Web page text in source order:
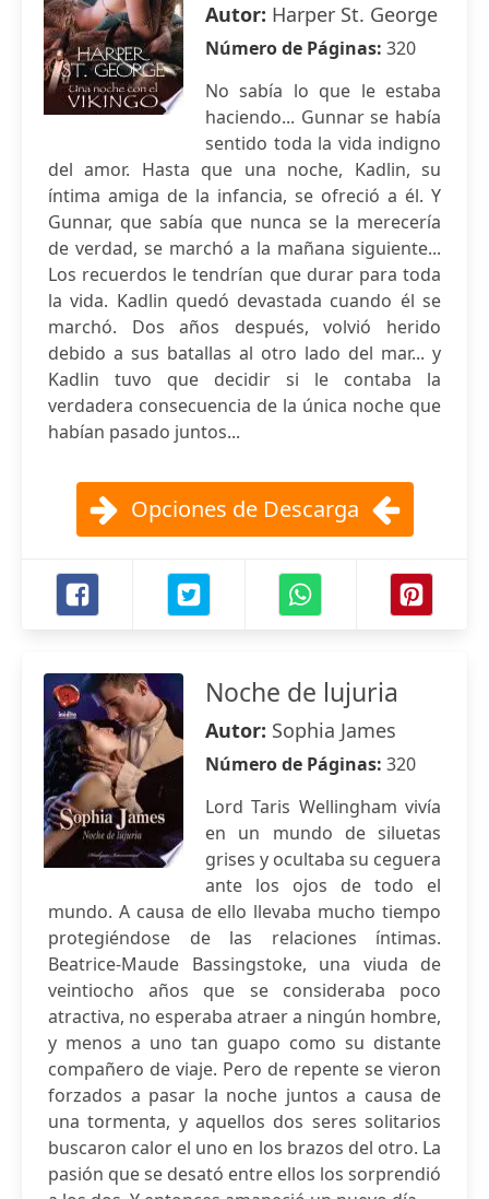
Autor: Harper St. George
Número de Páginas: 320
No sabía lo que le estaba
haciendo... Gunnar se había
sentido toda la vida indigno
del amor. Hasta que una noche, Kadlin, su
íntima amiga de la infancia, se ofreció a él. Y
Gunnar, que sabía que nunca se la merecería
de verdad, se marchó a la mañana siguiente...
Los recuerdos le tendrían que durar para toda
la vida. Kadlin quedó devastada cuando él se
marchó. Dos años después, volvió herido
debido a sus batallas al otro lado del mar... y
Kadlin tuvo que decidir si le contaba la
verdadera consecuencia de la única noche que
habían pasado juntos...
Opciones de Descarga
Noche de lujuria
Autor: Sophia James
Número de Páginas: 320
Lord Taris Wellingham vivía
en un mundo de siluetas
grises y ocultaba su ceguera
ante los ojos de todo el
mundo. A causa de ello llevaba mucho tiempo
protegiéndose de las relaciones íntimas.
Beatrice-Maude Bassingstoke, una viuda de
veintiocho años que se consideraba poco
atractiva, no esperaba atraer a ningún hombre,
y menos a uno tan guapo como su distante
compañero de viaje. Pero de repente se vieron
forzados a pasar la noche juntos a causa de
una tormenta, y aquellos dos seres solitarios
buscaron calor el uno en los brazos del otro. La
pasión que se desató entre ellos los sorprendió